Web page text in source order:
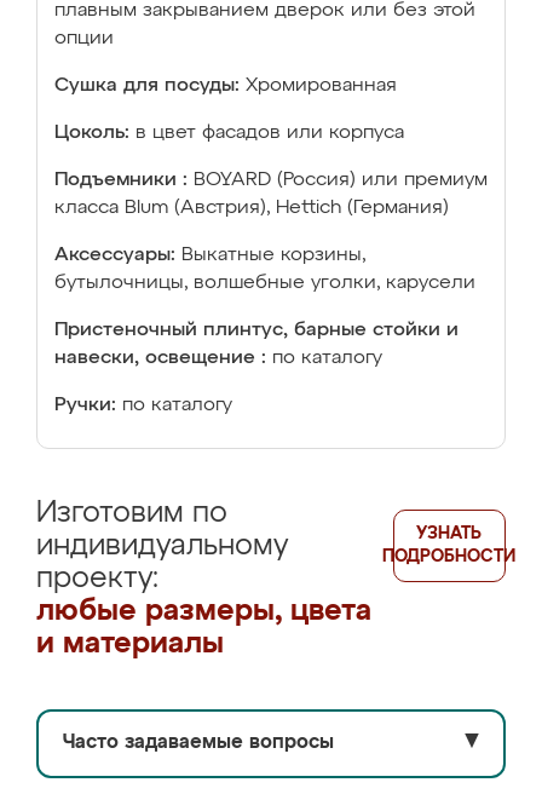
плавным закрыванием дверок или без этой
опции
Сушка для посуды: Хромированная
Цоколь: в цвет фасадов или корпуса
Подъемники : BOYARD (Россия) или премиум
класса Blum (Австрия), Hettich (Германия)
Аксессуары: Выкатные корзины,
бутылочницы, волшебные уголки, карусели
Пристеночный плинтус, барные стойки и
навески, освещение : по каталогу
Ручки: по каталогу
Изготовим по
индивидуальному
проекту:
любые размеры, цвета
и материалы
УЗНАТЬ
ПОДРОБНОСТИ
Часто задаваемые вопросы ▼